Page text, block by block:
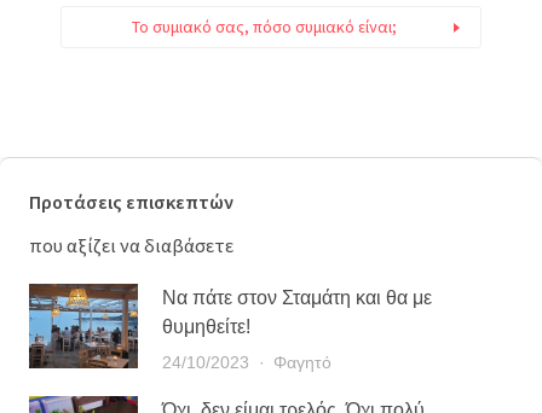
Το συμιακό σας, πόσο συμιακό είναι;
Προτάσεις επισκεπτών
που αξίζει να διαβάσετε
Να πάτε στον Σταμάτη και θα με
θυμηθείτε!
24/10/2023 Φαγητό